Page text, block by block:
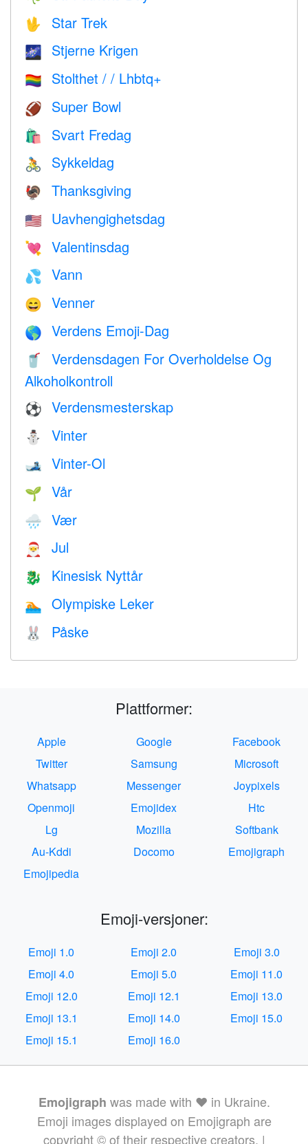
🖖 Star Trek
🌌 Stjerne Krigen
🏳️‍🌈 Stolthet / / Lhbtq+
🏈 Super Bowl
🛍 Svart Fredag
🚴 Sykkeldag
🦃 Thanksgiving
🇺🇸 Uavhengighetsdag
💘 Valentinsdag
💦 Vann
😄 Venner
🌎 Verdens Emoji-Dag
🥤
Verdensdagen For Overholdelse Og
Alkoholkontroll
⚽ Verdensmesterskap
⛄ Vinter
🎿 Vinter-Ol
🌱 Vår
🌧 Vær
🎅 Jul
🐉 Kinesisk Nyttår
🏊 Olympiske Leker
🐰 Påske
Plattformer:
Apple Google
Facebook
Twitter
Samsung
Microsoft
Whatsapp
Messenger
Joypixels
Openmoji
Emojidex
Htc
Lg
Mozilla
Softbank
Au-Kddi
Docomo
Emojigraph
Emojipedia
Emoji-versjoner:
Emoji 1.0 Emoji 2.0
Emoji 3.0
Emoji 4.0
Emoji 5.0
Emoji 11.0
Emoji 12.0
Emoji 12.1
Emoji 13.0
Emoji 13.1
Emoji 14.0
Emoji 15.0
Emoji 15.1
Emoji 16.0
Emojigraph was made with ❤️ in Ukraine.
Emoji images displayed on Emojigraph are
copyright © of their respective creators. |